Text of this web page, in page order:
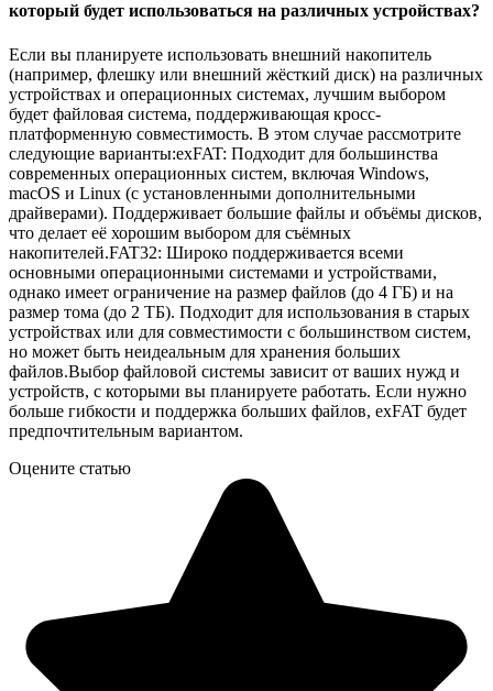
который будет использоваться на различных устройствах?
Если вы планируете использовать внешний накопитель
(например, флешку или внешний жёсткий диск) на различных
устройствах и операционных системах, лучшим выбором
будет файловая система, поддерживающая кросс-
платформенную совместимость. В этом случае рассмотрите
следующие варианты:exFAT: Подходит для большинства
современных операционных систем, включая Windows,
macOS и Linux (с установленными дополнительными
драйверами). Поддерживает большие файлы и объёмы дисков,
что делает её хорошим выбором для съёмных
накопителей.FAT32: Широко поддерживается всеми
основными операционными системами и устройствами,
однако имеет ограничение на размер файлов (до 4 ГБ) и на
размер тома (до 2 ТБ). Подходит для использования в старых
устройствах или для совместимости с большинством систем,
но может быть неидеальным для хранения больших
файлов.Выбор файловой системы зависит от ваших нужд и
устройств, с которыми вы планируете работать. Если нужно
больше гибкости и поддержка больших файлов, exFAT будет
предпочтительным вариантом.
Оцените статью